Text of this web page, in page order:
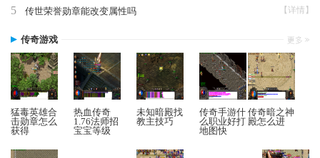
5 传世荣誉勋章能改变属性吗 【详情】
传奇游戏
猛毒英雄合
击勋章怎么
获得
热血传奇
1.76法师招
宝宝等级
未知暗殿找
教主技巧
传奇手游什
么职业好打
地图快
传奇暗之神
殿怎么进